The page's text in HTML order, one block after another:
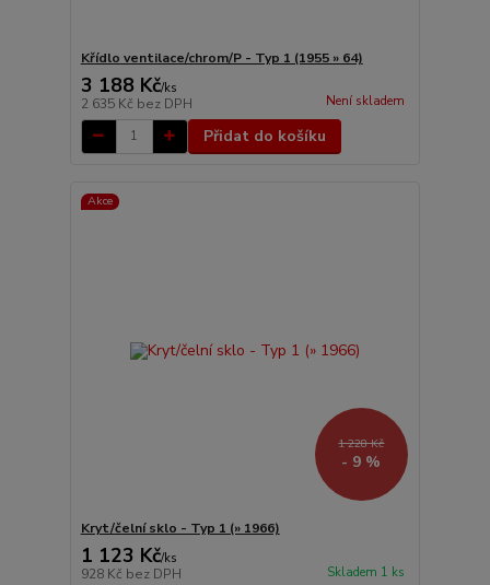
Křídlo ventilace/chrom/P - Typ 1 (1955 » 64)
3 188 Kč/ks
2 635 Kč bez DPH Není skladem
Přidat do košíku
Akce
1 228 Kč
- 9 %
Kryt/čelní sklo - Typ 1 (» 1966)
1 123 Kč/ks
928 Kč bez DPH Skladem 1 ks